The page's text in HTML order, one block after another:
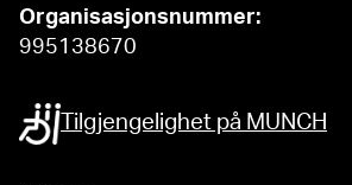
Organisasjonsnummer:
995138670
Tilgjengelighet på MUNCH